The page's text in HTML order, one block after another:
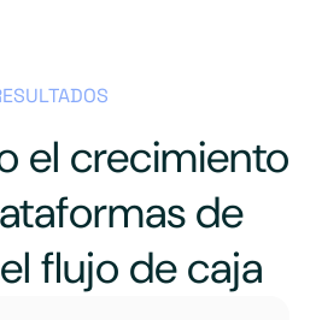
el crecimiento
de
flujo de caja